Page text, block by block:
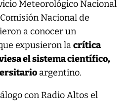
Meteorológico Nacional
Nacional de
a conocer un
expusieron lacrítica
el sistema científico,
argentino.
con Radio Altos el